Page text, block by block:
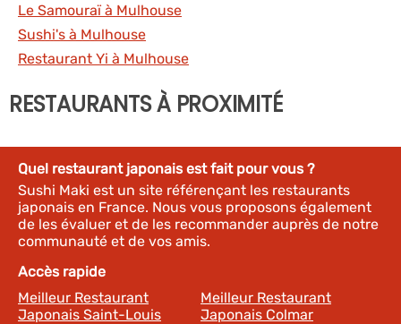
Le Samouraï à Mulhouse
Sushi's à Mulhouse
Restaurant Yi à Mulhouse
RESTAURANTS À PROXIMITÉ
Quel restaurant japonais est fait pour vous ?
Sushi Maki est un site référençant les restaurants
japonais en France. Nous vous proposons également
de les évaluer et de les recommander auprès de notre
communauté et de vos amis.
Accès rapide
Meilleur Restaurant
Japonais Saint-Louis
Meilleur Restaurant
Japonais Colmar